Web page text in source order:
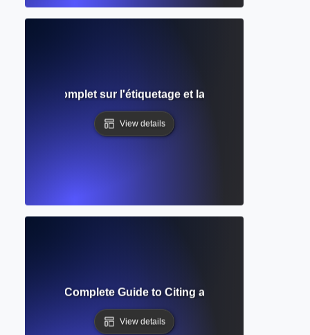
? Guide complet sur l'étiquetage et la référence des
View details
Complete Guide to Citing and Annotating
View details